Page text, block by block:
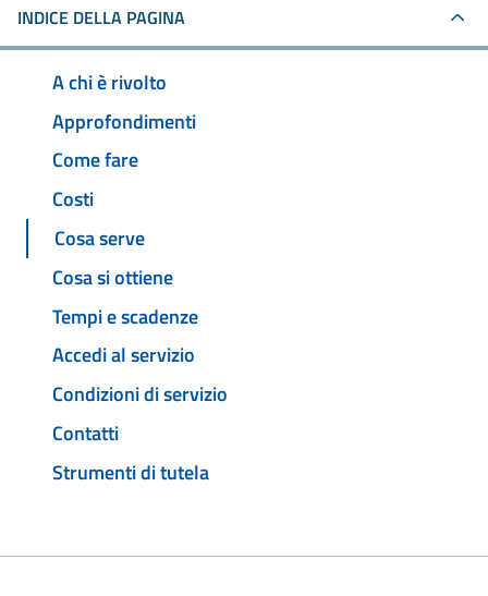
INDICE DELLA PAGINA
A chi è rivolto
Approfondimenti
Come fare
Costi
Cosa serve
Cosa si ottiene
Tempi e scadenze
Accedi al servizio
Condizioni di servizio
Contatti
Strumenti di tutela